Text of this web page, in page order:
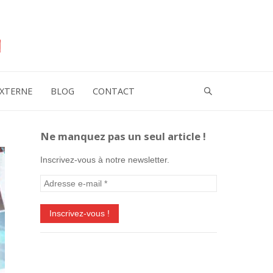
BLOG CONTACT
Ne manquez pas un seul article !
Inscrivez-vous à notre newsletter.